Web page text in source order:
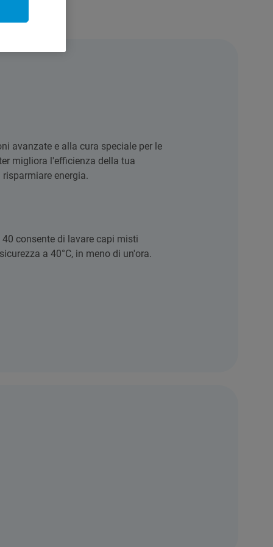
avanzate e alla cura speciale per le
migliora l'efficienza della tua
energia.
consente di lavare capi misti
a 40°C, in meno di un'ora.